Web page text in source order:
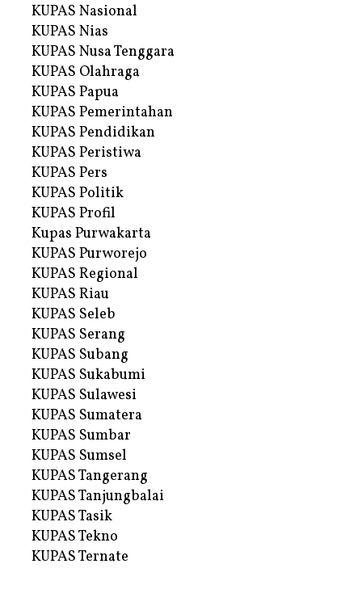
KUPAS Nasional
KUPAS Nias
KUPAS Nusa Tenggara
KUPAS Olahraga
KUPAS Papua
KUPAS Pemerintahan
KUPAS Pendidikan
KUPAS Peristiwa
KUPAS Pers
KUPAS Politik
KUPAS Profil
Kupas Purwakarta
KUPAS Purworejo
KUPAS Regional
KUPAS Riau
KUPAS Seleb
KUPAS Serang
KUPAS Subang
KUPAS Sukabumi
KUPAS Sulawesi
KUPAS Sumatera
KUPAS Sumbar
KUPAS Sumsel
KUPAS Tangerang
KUPAS Tanjungbalai
KUPAS Tasik
KUPAS Tekno
KUPAS Ternate